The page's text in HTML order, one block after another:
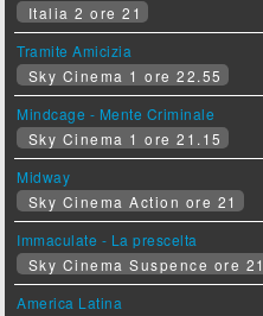
Italia 2 ore 21
Tramite Amicizia
Sky Cinema 1 ore 22.55
Mindcage - Mente Criminale
Sky Cinema 1 ore 21.15
Midway
Sky Cinema Action ore 21
Immaculate - La prescelta
Sky Cinema Suspence ore 21
America Latina